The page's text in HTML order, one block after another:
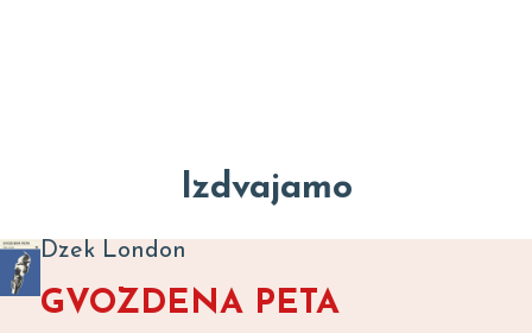
Izdvajamo
Dzek London
GVOZDENA PETA